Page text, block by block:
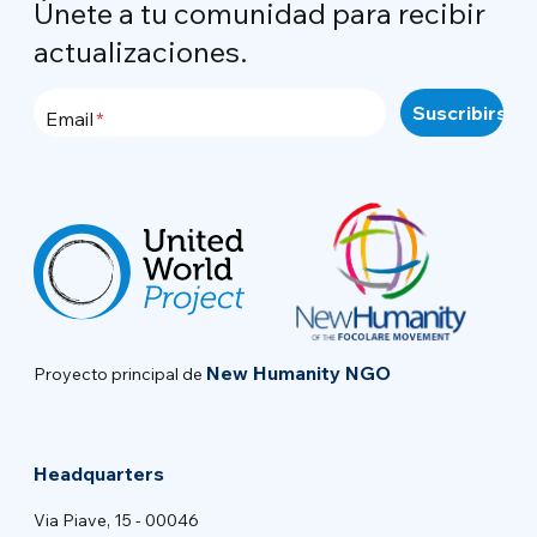
Únete a tu comunidad para recibir
actualizaciones.
Email
Proyecto principal de New Humanity NGO
Headquarters
Via Piave, 15 - 00046